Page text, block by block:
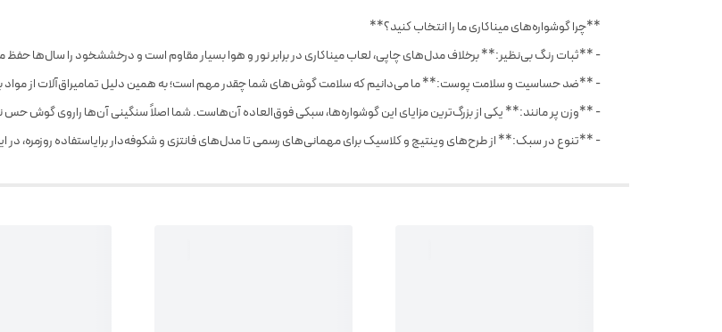
**چرا گوشواره‌های میناکاری ما را انتخاب کنید؟**
- **ثبات رنگ بی‌نظیر:** برخلاف مدل‌های چاپی، لعاب میناکاری در برابر نور و هوا بسیار مقاوم است و درخششخود را سال‌ها حفظ
- **ضد حساسیت و سلامت پوست:** ما می‌دانیم که سلامت گوش‌های شما چقدر مهم است؛ به همین دلیل تمامیراق‌آلات از
- **وزن پر مانند:** یکی از بزرگ‌ترین مزایای این گوشواره‌ها، سبکی فوق‌العاده آن‌هاست. شما اصلاً سنگینی آن‌ها راروی گوش حس
- **تنوع در سبک:** از طرح‌های وینتیج و کلاسیک برای مهمانی‌های رسمی تا مدل‌های فانتزی و شکوفه‌دار برایاستفاده روزمره،